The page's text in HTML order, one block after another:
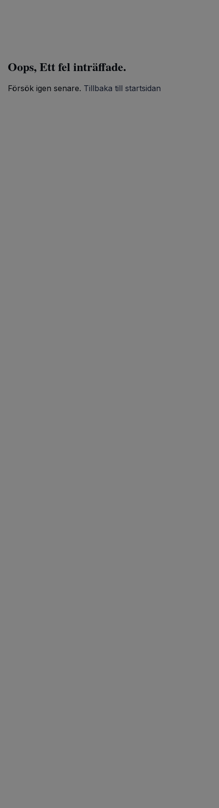
Oops, Ett fel inträffade.
Försök igen senare. Tillbaka till startsidan